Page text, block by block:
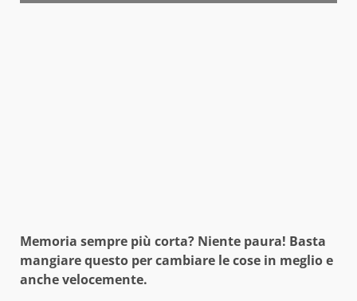
Memoria sempre più corta? Niente paura! Basta
mangiare questo per cambiare le cose in meglio e
anche velocemente.